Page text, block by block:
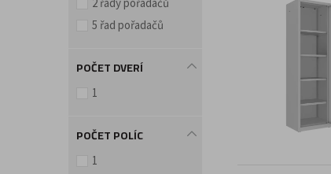
5 řad pořadačů
POČET DVERÍ
1
POČET POLÍC
1